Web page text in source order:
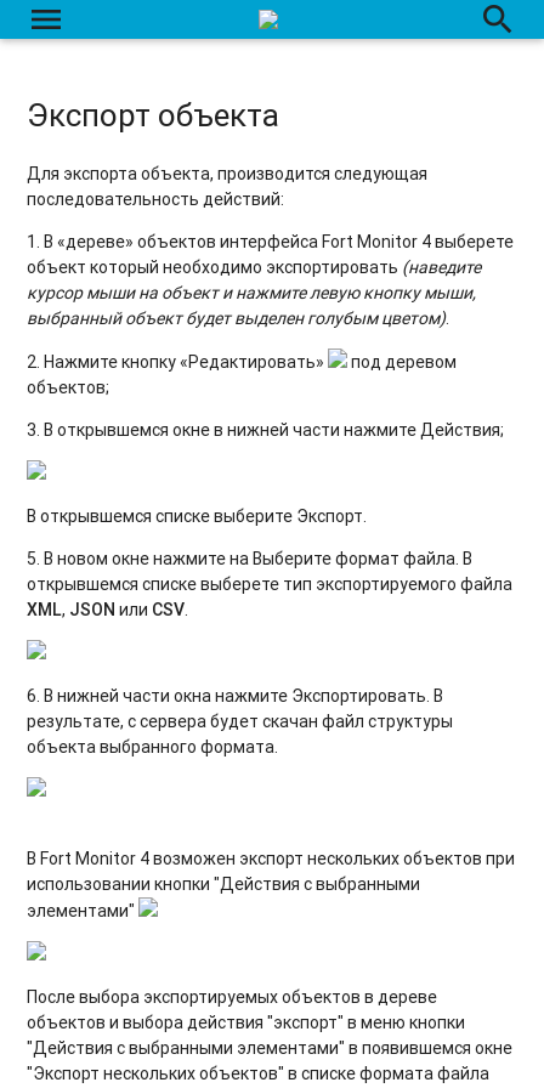
menu search
Экспорт объекта
Для экспорта объекта, производится следующая
последовательность действий:
1. В «дереве» объектов интерфейса Fort Monitor 4 выберете
объект который необходимо экспортировать (наведите
курсор мыши на объект и нажмите левую кнопку мыши,
выбранный объект будет выделен голубым цветом).
2. Нажмите кнопку «Редактировать»
под деревом
объектов;
3. В открывшемся окне в нижней части нажмите Действия;
В открывшемся списке выберите Экспорт.
5. В новом окне нажмите на Выберите формат файла. В
открывшемся списке выберете тип экспортируемого файла
XML, JSON или CSV.
6. В нижней части окна нажмите Экспортировать. В
результате, с сервера будет скачан файл структуры
объекта выбранного формата.
В Fort Monitor 4 возможен экспорт нескольких объектов при
использовании кнопки "Действия с выбранными
элементами"
После выбора экспортируемых объектов в дереве
объектов и выбора действия "экспорт" в меню кнопки
"Действия с выбранными элементами" в появившемся окне
"Экспорт нескольких объектов" в списке формата файла